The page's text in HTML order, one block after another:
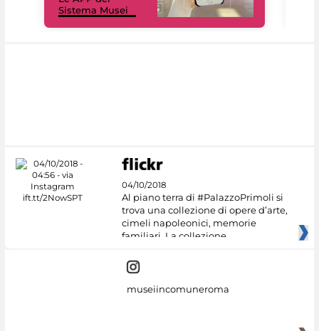
Sistema Musei
04/10/2018
Al piano terra di #PalazzoPrimoli si
trova una collezione di opere d’arte,
cimeli napoleonici, memorie
familiari. La collezione
museiincomuneroma